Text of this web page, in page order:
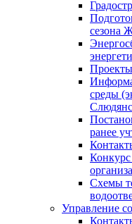
сезона
Проекты
среды
ранее
Схемы
Управление